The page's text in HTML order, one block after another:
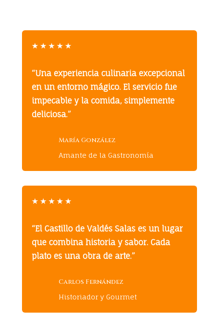
★ ★ ★ ★ ★
“Una experiencia culinaria excepcional
en un entorno mágico. El servicio fue
impecable y la comida, simplemente
deliciosa.”
María González
Amante de la Gastronomía
★ ★ ★ ★ ★
“El Castillo de Valdés Salas es un lugar
que combina historia y sabor. Cada
plato es una obra de arte.”
Carlos Fernández
Historiador y Gourmet